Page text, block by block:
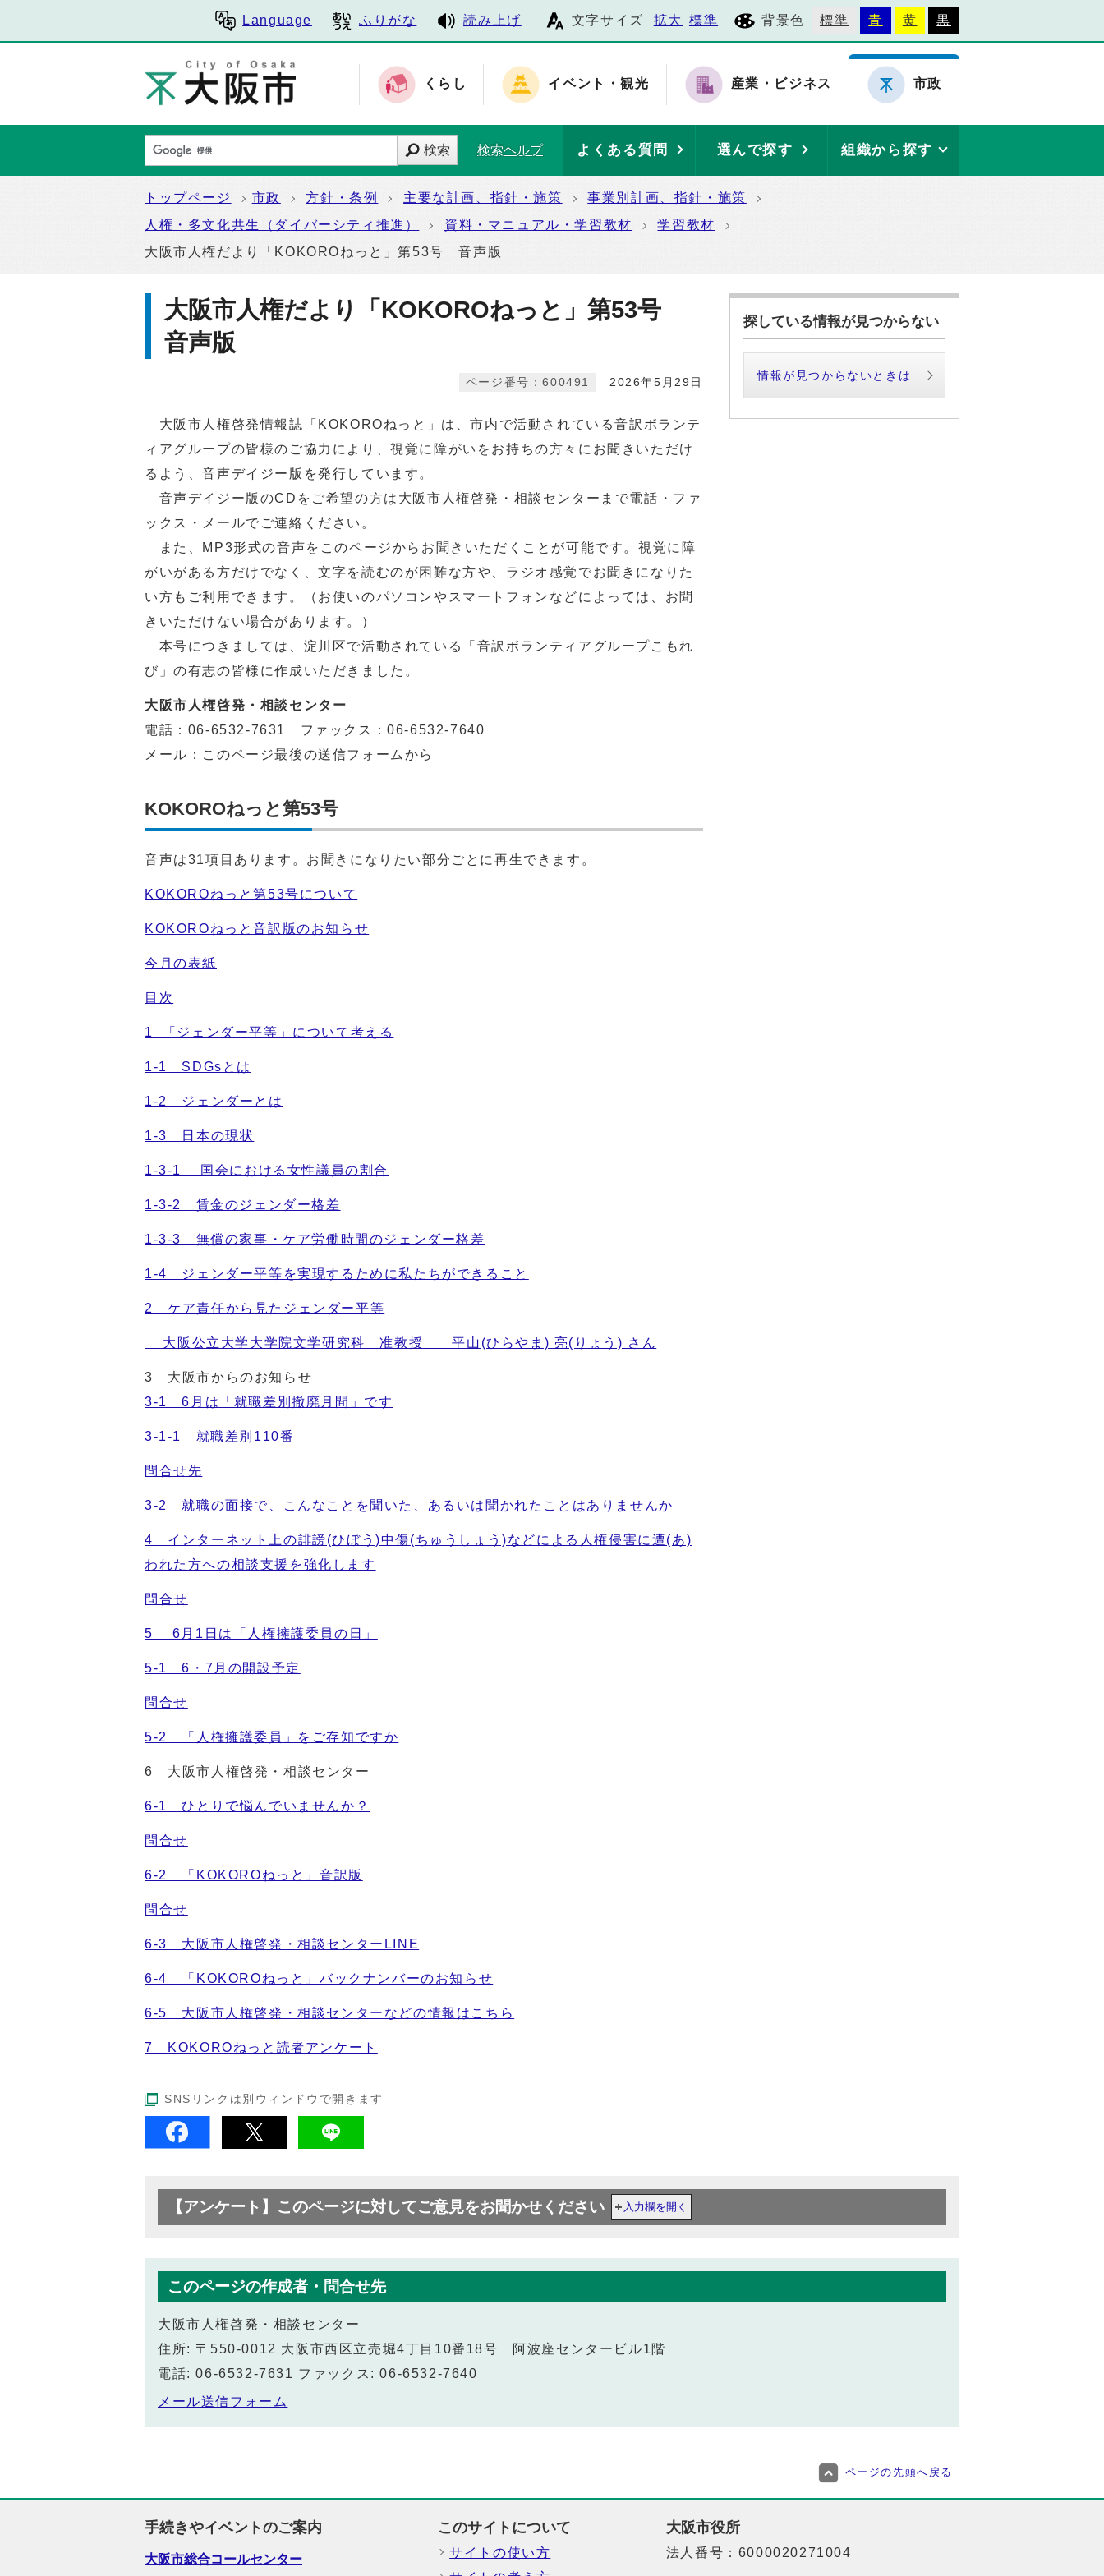
Language ふりがな 読み上げ 文字サイズ 拡大 標準 背景色 標準 青 黄 黒
くらし イベント・観光 産業・ビジネス 市政
検索 検索ヘルプ よくある質問 選んで探す 組織から探す
トップページ 市政 方針・条例 主要な計画、指針・施策
事業別計画、指針・施策
人権・多文化共生（ダイバーシティ推進）
資料・マニュアル・学習教材
学習教材
大阪市人権だより「KOKOROねっと」第53号 音声版
大阪市人権だより「KOKOROねっと」第53号
音声版
2026年5月29日
ページ番号：600491
大阪市人権啓発情報誌「KOKOROねっと」は、市内で活動されている音訳ボランテ
ィアグループの皆様のご協力により、視覚に障がいをお持ちの方々にお聞きいただけ
るよう、音声デイジー版を発行しています。
音声デイジー版のCDをご希望の方は大阪市人権啓発・相談センターまで電話・ファ
ックス・メールでご連絡ください。
また、MP3形式の音声をこのページからお聞きいただくことが可能です。視覚に障
がいがある方だけでなく、文字を読むのが困難な方や、ラジオ感覚でお聞きになりた
い方もご利用できます。（お使いのパソコンやスマートフォンなどによっては、お聞
きいただけない場合があります。）
本号につきましては、淀川区で活動されている「音訳ボランティアグループこもれ
び」の有志の皆様に作成いただきました。
大阪市人権啓発・相談センター
電話： 06-6532-7631
ファックス：06-6532-7640
メール：このページ最後の送信フォームから
KOKOROねっと第53号
音声は31項目あります。お聞きになりたい部分ごとに再生できます。
KOKOROねっと第53号について
KOKOROねっと音訳版のお知らせ
今月の表紙
目次
1 「ジェンダー平等」について考える
1-1 SDGsとは
1-2 ジェンダーとは
1-3 日本の現状
1-3-1 国会における女性議員の割合
1-3-2 賃金のジェンダー格差
1-3-3 無償の家事・ケア労働時間のジェンダー格差
1-4 ジェンダー平等を実現するために私たちができること
2 ケア責任から見たジェンダー平等
大阪公立大学大学院文学研究科 准教授 平山(ひらやま) 亮(りょう) さん
3 大阪市からのお知らせ
3-1 6月は「就職差別撤廃月間」です
3-1-1 就職差別110番
問合せ先
3-2 就職の面接で、こんなことを聞いた、あるいは聞かれたことはありませんか
4 インターネット上の誹謗(ひぼう)中傷(ちゅうしょう)などによる人権侵害に遭(あ)
われた方への相談支援を強化します
問合せ
5 6月1日は「人権擁護委員の日」
5-1 6・7月の開設予定
問合せ
5-2 「人権擁護委員」をご存知ですか
6 大阪市人権啓発・相談センター
6-1 ひとりで悩んでいませんか？
問合せ
6-2 「KOKOROねっと」音訳版
問合せ
6-3 大阪市人権啓発・相談センターLINE
6-4 「KOKOROねっと」バックナンバーのお知らせ
6-5 大阪市人権啓発・相談センターなどの情報はこちら
7 KOKOROねっと読者アンケート
SNSリンクは別ウィンドウで開きます
探している情報が見つからない
情報が見つからないときは
【アンケート】このページに対してご意見をお聞かせください 入力欄を開く
このページの作成者・問合せ先
大阪市人権啓発・相談センター
住所: 〒550-0012 大阪市西区立売堀4丁目10番18号 阿波座センタービル1階
電話: 06-6532-7631 ファックス: 06-6532-7640
メール送信フォーム
ページの先頭へ戻る
手続きやイベントのご案内
大阪市総合コールセンター
このサイトについて
サイトの使い方
大阪市役所
法人番号：6000020271004